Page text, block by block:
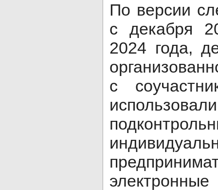
По версии
с декабря
2024 года,
с